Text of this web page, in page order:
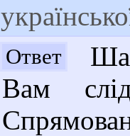
Ответ
Вам